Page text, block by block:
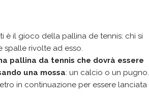
è il gioco della pallina de tennis: chi si
spalle rivolte ad esso.
pallina da tennis che dovrà essere
una mossa: un calcio o un pugno.
in continuazione per essere lanciata